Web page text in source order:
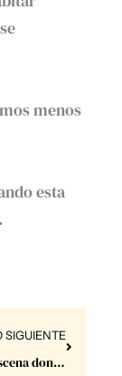
menos
esta
SIGUIENTE
Es como esa escena donde, una vez más, ya con la resaca encima, se escucha que dice “noo, posta! Ahora sí ya está”.
Next